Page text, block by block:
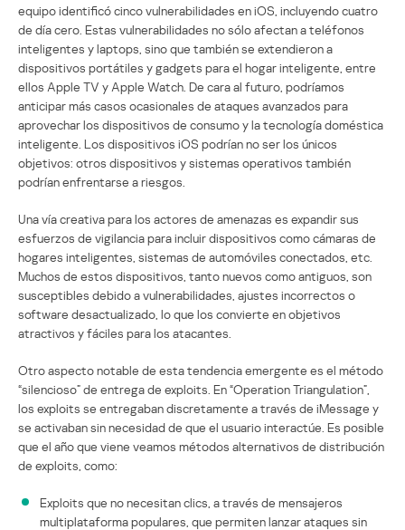
equipo identificó cinco vulnerabilidades en iOS, incluyendo cuatro
de día cero. Estas vulnerabilidades no sólo afectan a teléfonos
inteligentes y laptops, sino que también se extendieron a
dispositivos portátiles y gadgets para el hogar inteligente, entre
ellos Apple TV y Apple Watch. De cara al futuro, podríamos
anticipar más casos ocasionales de ataques avanzados para
aprovechar los dispositivos de consumo y la tecnología doméstica
inteligente. Los dispositivos iOS podrían no ser los únicos
objetivos: otros dispositivos y sistemas operativos también
podrían enfrentarse a riesgos.
Una vía creativa para los actores de amenazas es expandir sus
esfuerzos de vigilancia para incluir dispositivos como cámaras de
hogares inteligentes, sistemas de automóviles conectados, etc.
Muchos de estos dispositivos, tanto nuevos como antiguos, son
susceptibles debido a vulnerabilidades, ajustes incorrectos o
software desactualizado, lo que los convierte en objetivos
atractivos y fáciles para los atacantes.
Otro aspecto notable de esta tendencia emergente es el método
“silencioso” de entrega de exploits. En “Operation Triangulation”,
los exploits se entregaban discretamente a través de iMessage y
se activaban sin necesidad de que el usuario interactúe. Es posible
que el año que viene veamos métodos alternativos de distribución
de exploits, como:
Exploits que no necesitan clics, a través de mensajeros
multiplataforma populares, que permiten lanzar ataques sin